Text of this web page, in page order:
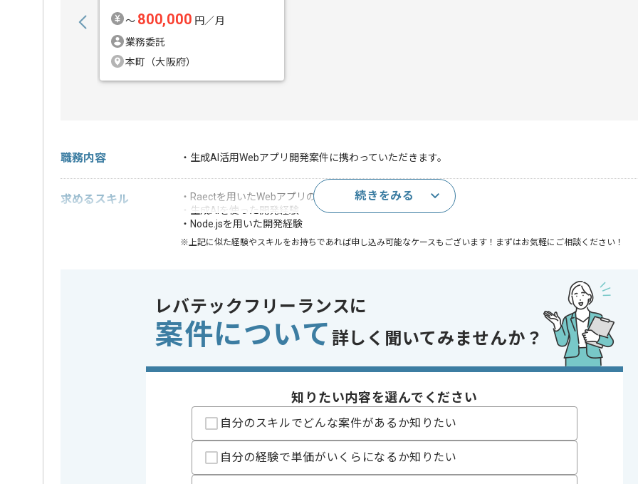
〜 800,000 円／月
業務委託
本町（大阪府）
職務内容 ・生成AI活用Webアプリ開発案件に携わっていただきます。
求めるスキル
・Raectを用いたWebアプリの開発経験
・生成AIを使った開発経験
・Node.jsを用いた開発経験
※上記に似た経験やスキルをお持ちであれば申し込み可能なケースもございます！まずはお気軽にご相談ください！
精算条件
精算基準時間
140時間〜180時間
リモートワーク：立ち上がり1ヶ月ほどは週5常駐いただき、その後週1日～2日がリモートでの作業を想定しております。
※立ち上がり期間やリモート頻度は習熟度や状況に応じて変動いたします。
続きをみる
レバテックフリーランスに
案件について 詳しく聞いてみませんか？
知りたい内容を選んでください
自分のスキルでどんな案件があるか知りたい
自分の経験で単価がいくらになるか知りたい